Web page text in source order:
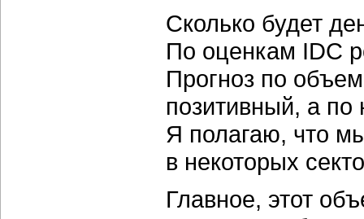
Сколько будет
По оценкам IDC
Прогноз по
позитивный, а
Я полагаю, что
в некоторых
Главное, этот